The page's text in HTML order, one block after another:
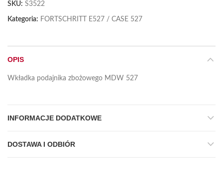
SKU: S3522
Kategoria: FORTSCHRITT E527 / CASE 527
OPIS
Wkładka podajnika zbożowego MDW 527
INFORMACJE DODATKOWE
DOSTAWA I ODBIÓR